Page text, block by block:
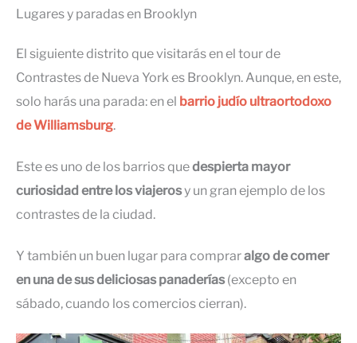
Lugares y paradas en Brooklyn
El siguiente distrito que visitarás en el tour de
Contrastes de Nueva York es Brooklyn. Aunque, en este,
solo harás una parada: en el barrio judío ultraortodoxo
de Williamsburg.
Este es uno de los barrios quedespierta mayor
curiosidad entre los viajerosy un gran ejemplo de los
contrastes de la ciudad.
Y también un buen lugar para compraralgo de comer
en una de sus deliciosas panaderías(excepto en
sábado, cuando los comercios cierran).